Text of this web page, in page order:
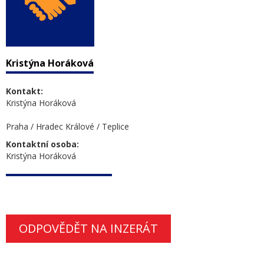
Kristýna Horáková
Kontakt:
Kristýna Horáková
Praha / Hradec Králové / Teplice
Kontaktní osoba:
Kristýna Horáková
ODPOVĚDĚT NA INZERÁT